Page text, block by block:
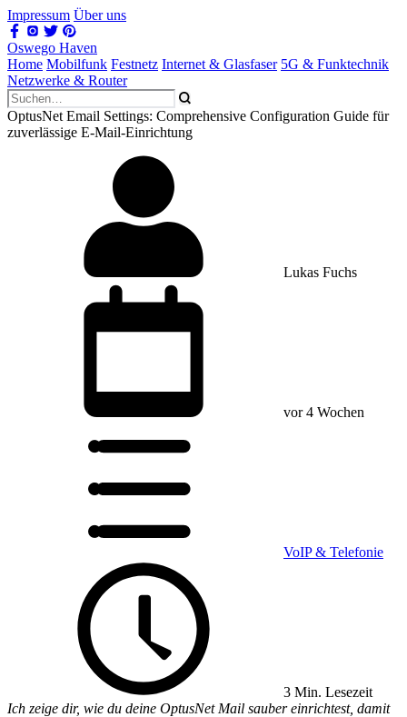
Impressum Über uns
Oswego Haven
Home Mobilfunk Festnetz Internet & Glasfaser 5G & Funktechnik
Netzwerke & Router
OptusNet Email Settings: Comprehensive Configuration Guide für
zuverlässige E-Mail-Einrichtung
Lukas Fuchs
vor 4 Wochen
VoIP & Telefonie
3 Min. Lesezeit
Ich zeige dir, wie du deine OptusNet Mail sauber einrichtest, damit